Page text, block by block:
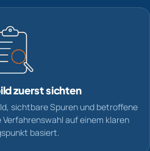
zuerst sichten
sichtbare Spuren und betroffene
auf einem klaren
basiert.